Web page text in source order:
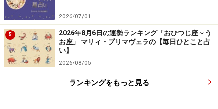
2026/07/01
5
2026年8月6日の運勢ランキング「おひつじ座～う
お座」 マリィ・プリマヴェラの【毎日ひとこと占
い】
2026/08/05
ランキングをもっと見る